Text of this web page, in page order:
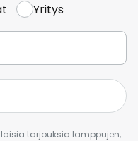
Yritys
tarjouksia lamppujen,